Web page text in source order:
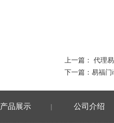
上一篇： 代理
下一篇： 易福门
产品展示 | 公司介绍